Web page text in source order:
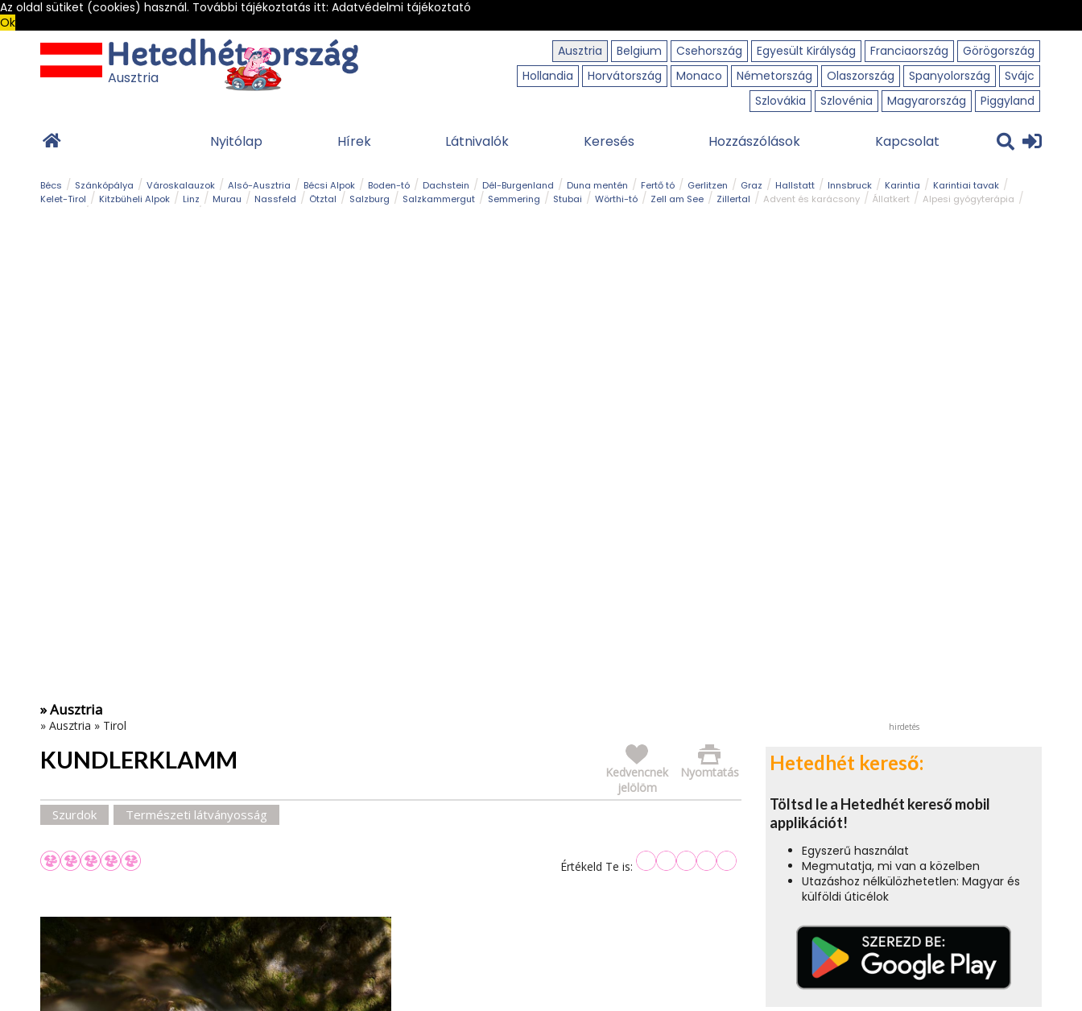
Az oldal sütiket (cookies) használ. További tájékoztatás itt: Adatvédelmi tájékoztató
Ok
Ausztria
Belgium Csehország Egyesült Királyság Franciaország
Görögország
Hollandia
Horvátország Monaco Németország Olaszország Spanyolország
Svájc
Szlovákia
Szlovénia Magyarország Piggyland
Ausztria
Nyitólap Hírek Látnivalók Keresés Hozzászólások Kapcsolat
Bécs Szánkópálya Városkalauzok Alsó-Ausztria Bécsi Alpok Boden-tó Dachstein Dél-Burgenland Duna mentén Fertő tó Gerlitzen Graz Hallstatt Innsbruck Karintia
Karintiai tavak
Kelet-Tirol
Kitzbüheli Alpok Linz Murau Nassfeld Ötztal Salzburg Salzkammergut Semmering Stubai Wörthi-tó Zell am See Zillertal Advent és karácsony Állatkert
Alpesi gyógyterápia
» Ausztria
» Ausztria » Tirol
KUNDLERKLAMM Nyomtatás
Kedvencnek
jelölöm
Szurdok Természeti látványosság
Értékeld Te is:
hirdetés
Hetedhét kereső:
Töltsd le a Hetedhét kereső mobil
applikációt!
Egyszerű használat
Megmutatja, mi van a közelben
Utazáshoz nélkülözhetetlen: Magyar és
külföldi úticélok